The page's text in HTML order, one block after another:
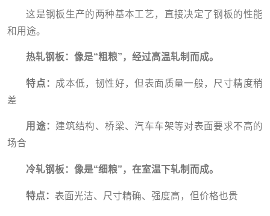
这是钢板生产的两种基本工艺，直接决定了钢板的性能
和用途。
热轧钢板：像是“粗粮”，经过高温轧制而成。
特点： 成本低，韧性好，但表面质量一般，尺寸精度稍
差
用途： 建筑结构、桥梁、汽车车架等对表面要求不高的
场合
冷轧钢板：像是“细粮”，在室温下轧制而成。
特点：表面光洁、尺寸精确、强度高，但价格也贵